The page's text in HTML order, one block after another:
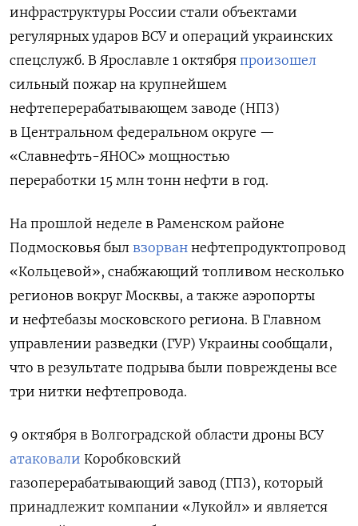
инфраструктуры России стали объектами
регулярных ударов ВСУ и операций украинских
спецслужб. В Ярославле 1 октября произошел
сильный пожар на крупнейшем
нефтеперерабатывающем заводе (НПЗ)
в Центральном федеральном округе —
«Славнефть-ЯНОС» мощностью
переработки 15 млн тонн нефти в год.
На прошлой неделе в Раменском районе
Подмосковья был взорван нефтепродуктопровод
«Кольцевой», снабжающий топливом несколько
регионов вокруг Москвы, а также аэропорты
и нефтебазы московского региона. В Главном
управлении разведки (ГУР) Украины сообщали,
что в результате подрыва были повреждены все
три нитки нефтепровода.
9 октября в Волгоградской области дроны ВСУ
атаковали Коробковский
газоперерабатывающий завод (ГПЗ), который
принадлежит компании «Лукойл» и является